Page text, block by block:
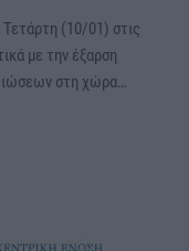
(10/01) στις
με την έξαρση
ιώσεων στη χώρα…